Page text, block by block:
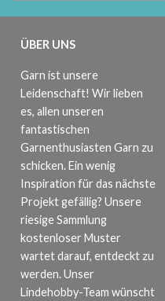
ÜBER UNS
Garn ist unsere
Leidenschaft! Wir lieben
es, allen unseren
fantastischen
Garnenthusiasten Garn zu
schicken. Ein wenig
Inspiration für das nächste
Projekt gefällig? Unsere
riesige Sammlung
kostenloser Muster
wartet darauf, entdeckt zu
werden. Unser
Lindehobby-Team wünscht